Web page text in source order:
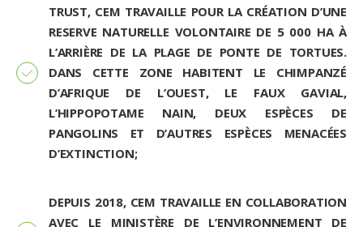
TRUST, CEM TRAVAILLE POUR LA CRÉATION D’UNE
RESERVE NATURELLE VOLONTAIRE DE 5 000 HA À
L’ARRIÈRE DE LA PLAGE DE PONTE DE TORTUES.
DANS CETTE ZONE HABITENT LE CHIMPANZÉ
D’AFRIQUE DE L’OUEST, LE FAUX GAVIAL,
L’HIPPOPOTAME NAIN, DEUX ESPÈCES DE
PANGOLINS ET D’AUTRES ESPÈCES MENACÉES
D’EXTINCTION;
DEPUIS 2018, CEM TRAVAILLE EN COLLABORATION
AVEC LE MINISTÈRE DE L’ENVIRONNEMENT DE